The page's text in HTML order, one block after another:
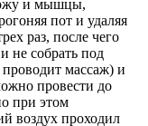
и мышцы,
пот и удаляя
раз, после чего
не собрать под
массаж) и
провести до
при этом
воздух проходил